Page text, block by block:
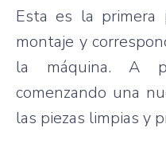
Esta es la primera
montaje y
la máquina. A
comenzando una
las piezas limpias y